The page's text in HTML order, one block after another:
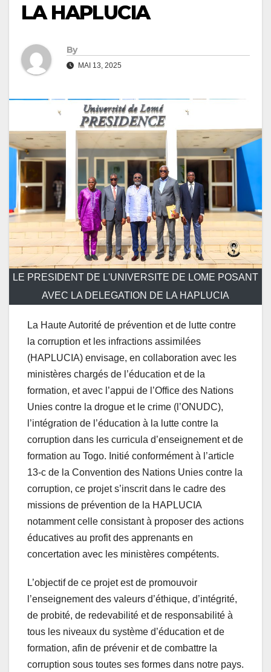
LA HAPLUCIA
By
MAI 13, 2025
LE PRESIDENT DE L'UNIVERSITE DE LOME POSANT
AVEC LA DELEGATION DE LA HAPLUCIA
La Haute Autorité de prévention et de lutte contre
la corruption et les infractions assimilées
(HAPLUCIA) envisage, en collaboration avec les
ministères chargés de l’éducation et de la
formation, et avec l’appui de l’Office des Nations
Unies contre la drogue et le crime (l’ONUDC),
l’intégration de l’éducation à la lutte contre la
corruption dans les curricula d’enseignement et de
formation au Togo. Initié conformément à l’article
13-c de la Convention des Nations Unies contre la
corruption, ce projet s’inscrit dans le cadre des
missions de prévention de la HAPLUCIA
notamment celle consistant à proposer des actions
éducatives au profit des apprenants en
concertation avec les ministères compétents.
L’objectif de ce projet est de promouvoir
l’enseignement des valeurs d’éthique, d’intégrité,
de probité, de redevabilité et de responsabilité à
tous les niveaux du système d’éducation et de
formation, afin de prévenir et de combattre la
corruption sous toutes ses formes dans notre pays.